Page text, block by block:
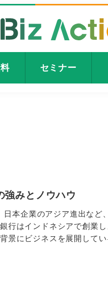
セミナー
強みとノウハウ
本企業のアジア進出など
行はインドネシアで創業
景にビジネスを展開して